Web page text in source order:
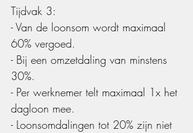
Tijdvak 3:
- Van de loonsom wordt maximaal
60% vergoed.
- Bij een omzetdaling van minstens
30%.
- Per werknemer telt maximaal 1x het
dagloon mee.
- Loonsomdalingen tot 20% zijn niet